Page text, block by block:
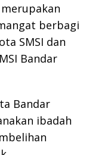
berbagi
SMSI dan
Bandar
Bandar
ibadah